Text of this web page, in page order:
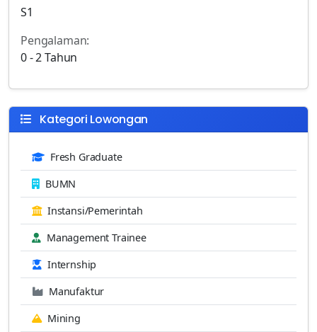
S1
Pengalaman:
0 - 2 Tahun
Kategori Lowongan
Fresh Graduate
BUMN
Instansi/Pemerintah
Management Trainee
Internship
Manufaktur
Mining